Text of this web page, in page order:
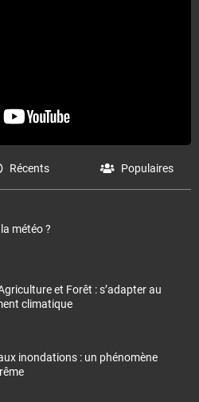
Récents Populaires
météo ?
et Forêt : s’adapter au
climatique
inondations : un phénomène